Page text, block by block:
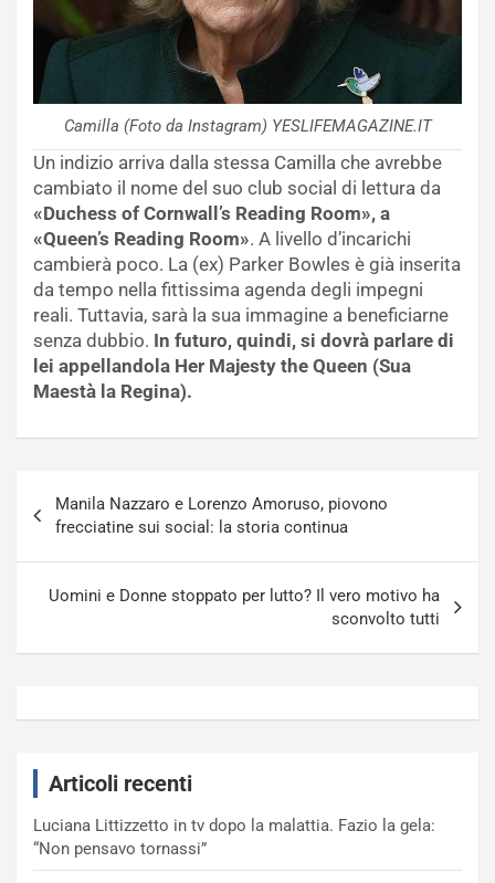
Camilla (Foto da Instagram) YESLIFEMAGAZINE.IT
Un indizio arriva dalla stessa Camilla che avrebbe
cambiato il nome del suo club social di lettura da
«Duchess of Cornwall’s Reading Room», a
«Queen’s Reading Room». A livello d’incarichi
cambierà poco. La (ex) Parker Bowles è già inserita
da tempo nella fittissima agenda degli impegni
reali. Tuttavia, sarà la sua immagine a beneficiarne
senza dubbio. In futuro, quindi, si dovrà parlare di
lei appellandola Her Majesty the Queen (Sua
Maestà la Regina).
articoli
Manila Nazzaro e Lorenzo Amoruso, piovono
frecciatine sui social: la storia continua
Uomini e Donne stoppato per lutto? Il vero motivo ha
sconvolto tutti
Articoli recenti
Luciana Littizzetto in tv dopo la malattia. Fazio la gela:
“Non pensavo tornassi”